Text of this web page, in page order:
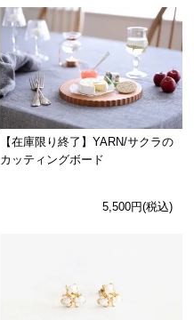
【在庫限り終了】YARN/サクラの
カッティングボード
5,500円(税込)